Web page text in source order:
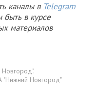
каналы в Telegram
быть в курсе
материалов
"Нижний Новгород"